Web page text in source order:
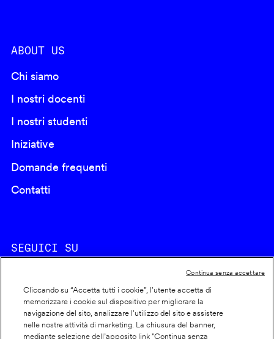
ABOUT US
Chi siamo
I nostri docenti
I nostri studenti
Iniziative
Domande frequenti
Contatti
SEGUICI SU
Cookie policy
Cliccando su “Accetta tutti i cookie”, l'utente accetta di
memorizzare i cookie sul dispositivo per migliorare la
navigazione del sito, analizzare l'utilizzo del sito e assistere
nelle nostre attività di marketing. La chiusura del banner,
mediante selezione dell’apposito link "Continua senza
Continua senza accettare